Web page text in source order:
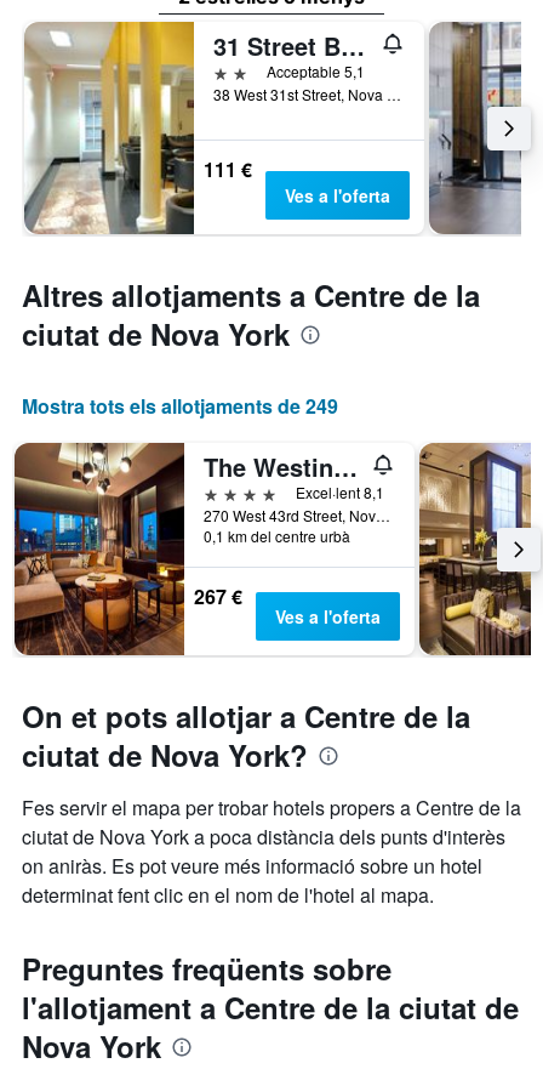
31 Street Broadway Hotel
2 estrellesAcceptable 5,1
38 West 31st Street, Nova York, NY, Estats Units
111 €
Ves a l'oferta
Altres allotjaments a Centre de la
ciutat de Nova York
Mostra tots els allotjaments de 249
The Westin New York at Times Square
4 estrelles
Excel·lent 8,1
270 West 43rd Street, Nova York, NY, Estats Units
0,1 km del centre urbà
267 €
Ves a l'oferta
On et pots allotjar a Centre de la
ciutat de Nova York?
Fes servir el mapa per trobar hotels propers a Centre de la
ciutat de Nova York a poca distància dels punts d'interès
on aniràs. Es pot veure més informació sobre un hotel
determinat fent clic en el nom de l'hotel al mapa.
Preguntes freqüents sobre
l'allotjament a Centre de la ciutat de
Nova York